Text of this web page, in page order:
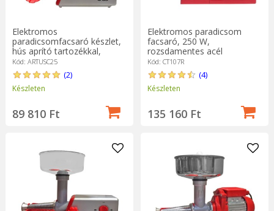
Elektromos
paradicsomfacsaró készlet,
hús aprító tartozékkal,
"Artus", 550W – Cibustek
Kód: ARTUSC25
(2)
Készleten
89 810 Ft
Elektromos paradicsom
facsaró, 250 W,
rozsdamentes acél
tartozékokkal - Cibustek
Kód: CT107R
(4)
Készleten
135 160 Ft